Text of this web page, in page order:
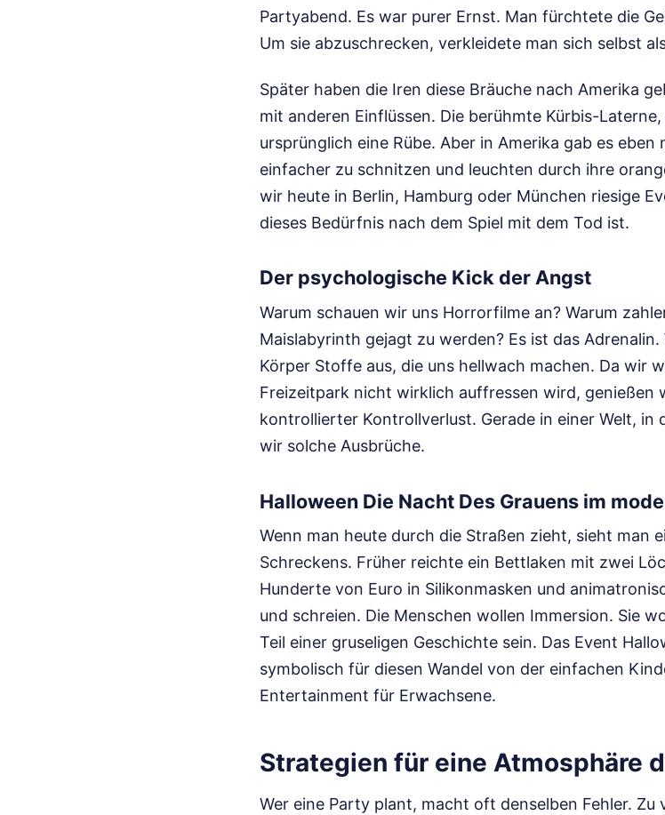
Partyabend. Es war purer Ernst. Man fürchtete die
Um sie abzuschrecken, verkleidete man sich selbst
Später haben die Iren diese Bräuche nach Amerika
mit anderen Einflüssen. Die berühmte Kürbis-
ursprünglich eine Rübe. Aber in Amerika gab es eben
einfacher zu schnitzen und leuchten durch ihre
wir heute in Berlin, Hamburg oder München riesige
dieses Bedürfnis nach dem Spiel mit dem Tod ist.
Der psychologische Kick der Angst
Warum schauen wir uns Horrorfilme an? Warum
Maislabyrinth gejagt zu werden? Es ist das
Körper Stoffe aus, die uns hellwach machen. Da wir
Freizeitpark nicht wirklich auffressen wird, genießen
kontrollierter Kontrollverlust. Gerade in einer Welt, in
wir solche Ausbrüche.
Halloween Die Nacht Des Grauens im
Wenn man heute durch die Straßen zieht, sieht man
Schreckens. Früher reichte ein Bettlaken mit zwei
Hunderte von Euro in Silikonmasken und
und schreien. Die Menschen wollen Immersion. Sie
Teil einer gruseligen Geschichte sein. Das Event
symbolisch für diesen Wandel von der einfachen
Entertainment für Erwachsene.
Strategien für eine Atmosphäre
Wer eine Party plant, macht oft denselben Fehler. Zu